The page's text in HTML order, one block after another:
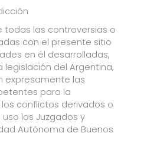
todas las controversias o
con el presente sitio
en él desarrolladas,
legislación del Argentina,
expresamente las
para la
conflictos derivados o
los Juzgados y
Autónoma de Buenos